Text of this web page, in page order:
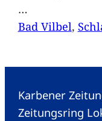
…
Bad Vilbel,
Karbener
Zeitungsring